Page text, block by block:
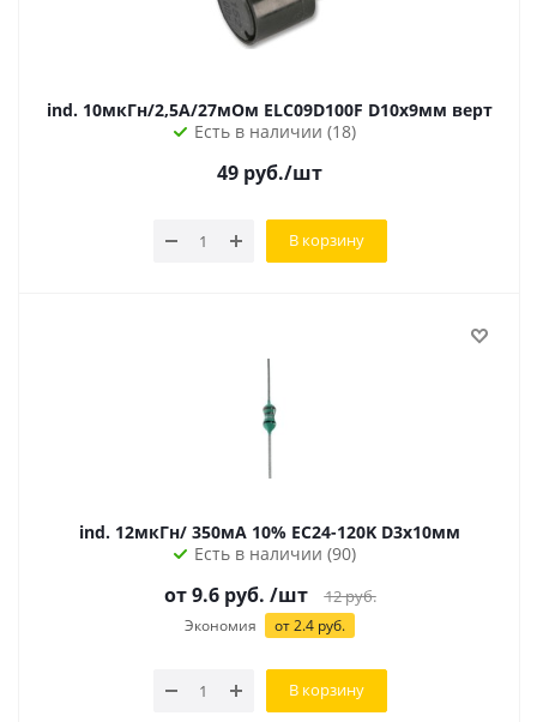
ind. 10мкГн/2,5А/27мОм ELC09D100F D10х9мм верт
Есть в наличии (18)
49 руб./шт
В корзину
ind. 12мкГн/ 350мА 10% EC24-120K D3х10мм
Есть в наличии (90)
от 9.6 руб. /шт 12руб.
Экономия от 2.4 руб.
В корзину